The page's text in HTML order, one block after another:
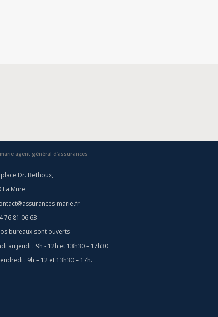
agent général d’assurances
Dr. Bethoux,
La Mure
marie.fr
76 81 06 63
bureaux sont ouverts
au jeudi : 9h - 12h et 13h30 – 17h30
: 9h – 12 et 13h30 – 17h.